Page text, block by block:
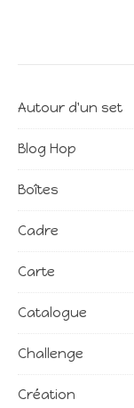
Autour d'un set
Blog Hop
Boîtes
Cadre
Carte
Catalogue
Challenge
Création